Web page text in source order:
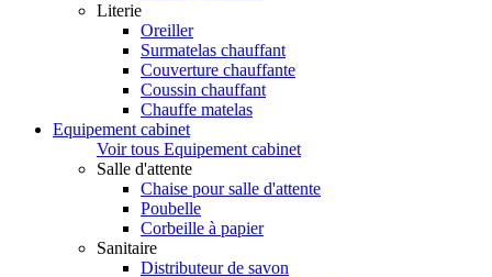
Literie
Oreiller
Surmatelas chauffant
Couverture chauffante
Coussin chauffant
Chauffe matelas
Equipement cabinet
Voir tous Equipement cabinet
Salle d'attente
Chaise pour salle d'attente
Poubelle
Corbeille à papier
Sanitaire
Distributeur de savon